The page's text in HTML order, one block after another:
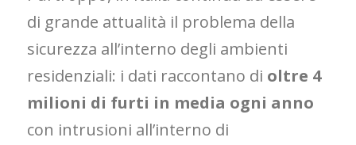
di grande attualità il problema della
sicurezza all’interno degli ambienti
residenziali: i dati raccontano di oltre 4
milioni di furti in media ogni anno
con intrusioni all’interno di